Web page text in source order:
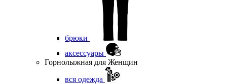
брюки
аксессуары
Горнолыжная для Женщин
вся одежда